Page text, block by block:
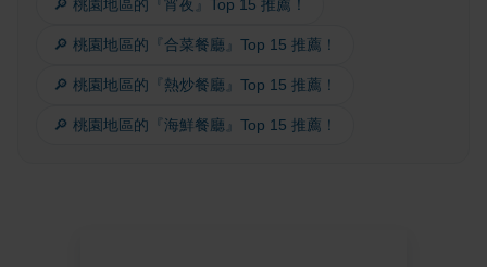
🔎 桃園地區的『宵夜』Top 15 推薦！
🔎 桃園地區的『合菜餐廳』Top 15 推薦！
🔎 桃園地區的『熱炒餐廳』Top 15 推薦！
🔎 桃園地區的『海鮮餐廳』Top 15 推薦！